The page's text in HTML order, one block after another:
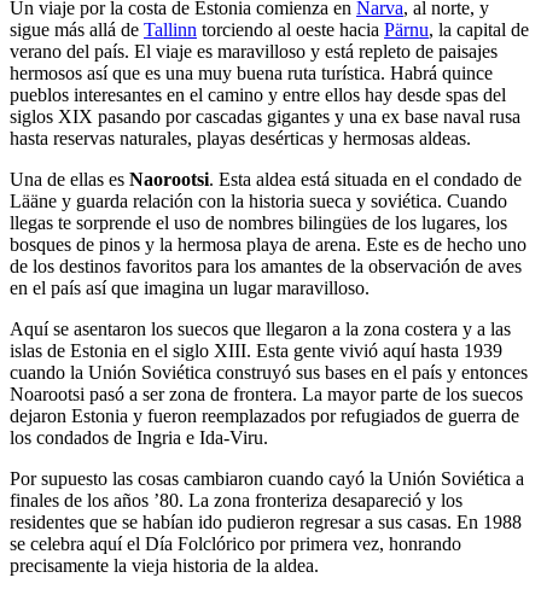
Un viaje por la costa de Estonia comienza en Narva, al norte, y
sigue más allá de Tallinn torciendo al oeste hacia Pärnu, la capital de
verano del país. El viaje es maravilloso y está repleto de paisajes
hermosos así que es una muy buena ruta turística. Habrá quince
pueblos interesantes en el camino y entre ellos hay desde spas del
siglos XIX pasando por cascadas gigantes y una ex base naval rusa
hasta reservas naturales, playas desérticas y hermosas aldeas.
Una de ellas es Naorootsi. Esta aldea está situada en el condado de
Lääne y guarda relación con la historia sueca y soviética. Cuando
llegas te sorprende el uso de nombres bilingües de los lugares, los
bosques de pinos y la hermosa playa de arena. Este es de hecho uno
de los destinos favoritos para los amantes de la observación de aves
en el país así que imagina un lugar maravilloso.
Aquí se asentaron los suecos que llegaron a la zona costera y a las
islas de Estonia en el siglo XIII. Esta gente vivió aquí hasta 1939
cuando la Unión Soviética construyó sus bases en el país y entonces
Noarootsi pasó a ser zona de frontera. La mayor parte de los suecos
dejaron Estonia y fueron reemplazados por refugiados de guerra de
los condados de Ingria e Ida-Viru.
Por supuesto las cosas cambiaron cuando cayó la Unión Soviética a
finales de los años ’80. La zona fronteriza desapareció y los
residentes que se habían ido pudieron regresar a sus casas. En 1988
se celebra aquí el Día Folclórico por primera vez, honrando
precisamente la vieja historia de la aldea.